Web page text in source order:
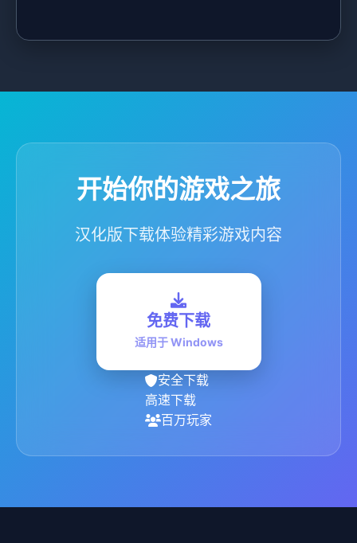
开始你的游戏之旅
汉化版下载体验精彩游戏内容
免费下载
适用于 Windows
安全下载
高速下载
百万玩家